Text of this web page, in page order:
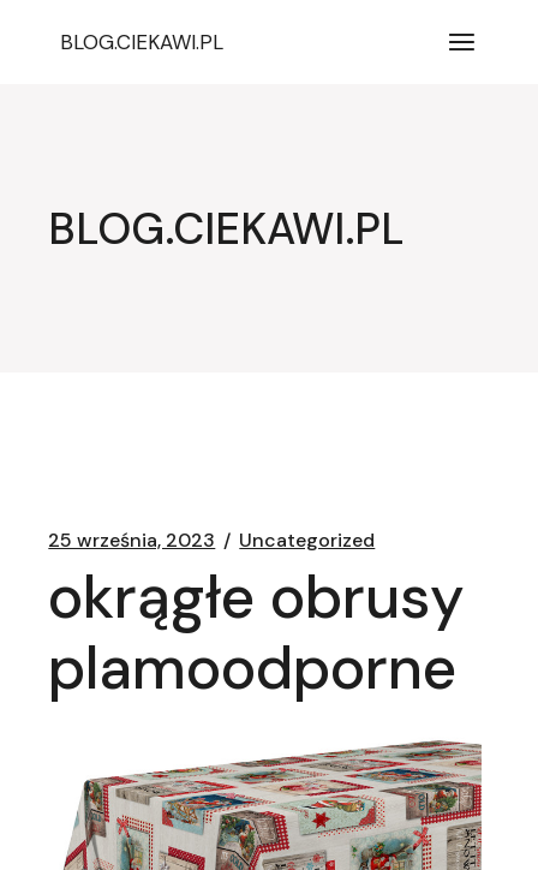
BLOG.CIEKAWI.PL
BLOG.CIEKAWI.PL
25 września, 2023 Uncategorized
okrągłe obrusy
plamoodporne